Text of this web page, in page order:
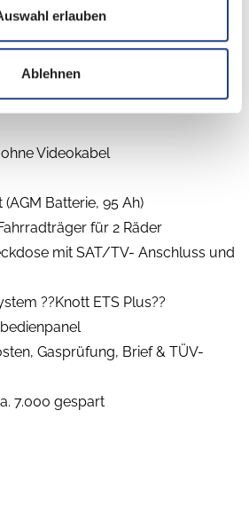
erlauben
Ablehnen
auf 1800 kg mit technischer
Videokabel
(AGM Batterie, 95 Ah)
für 2 Räder
mit SAT/TV- Anschluss und
??Knott ETS Plus??
Gasprüfung, Brief & TÜV-
7.000 gespart